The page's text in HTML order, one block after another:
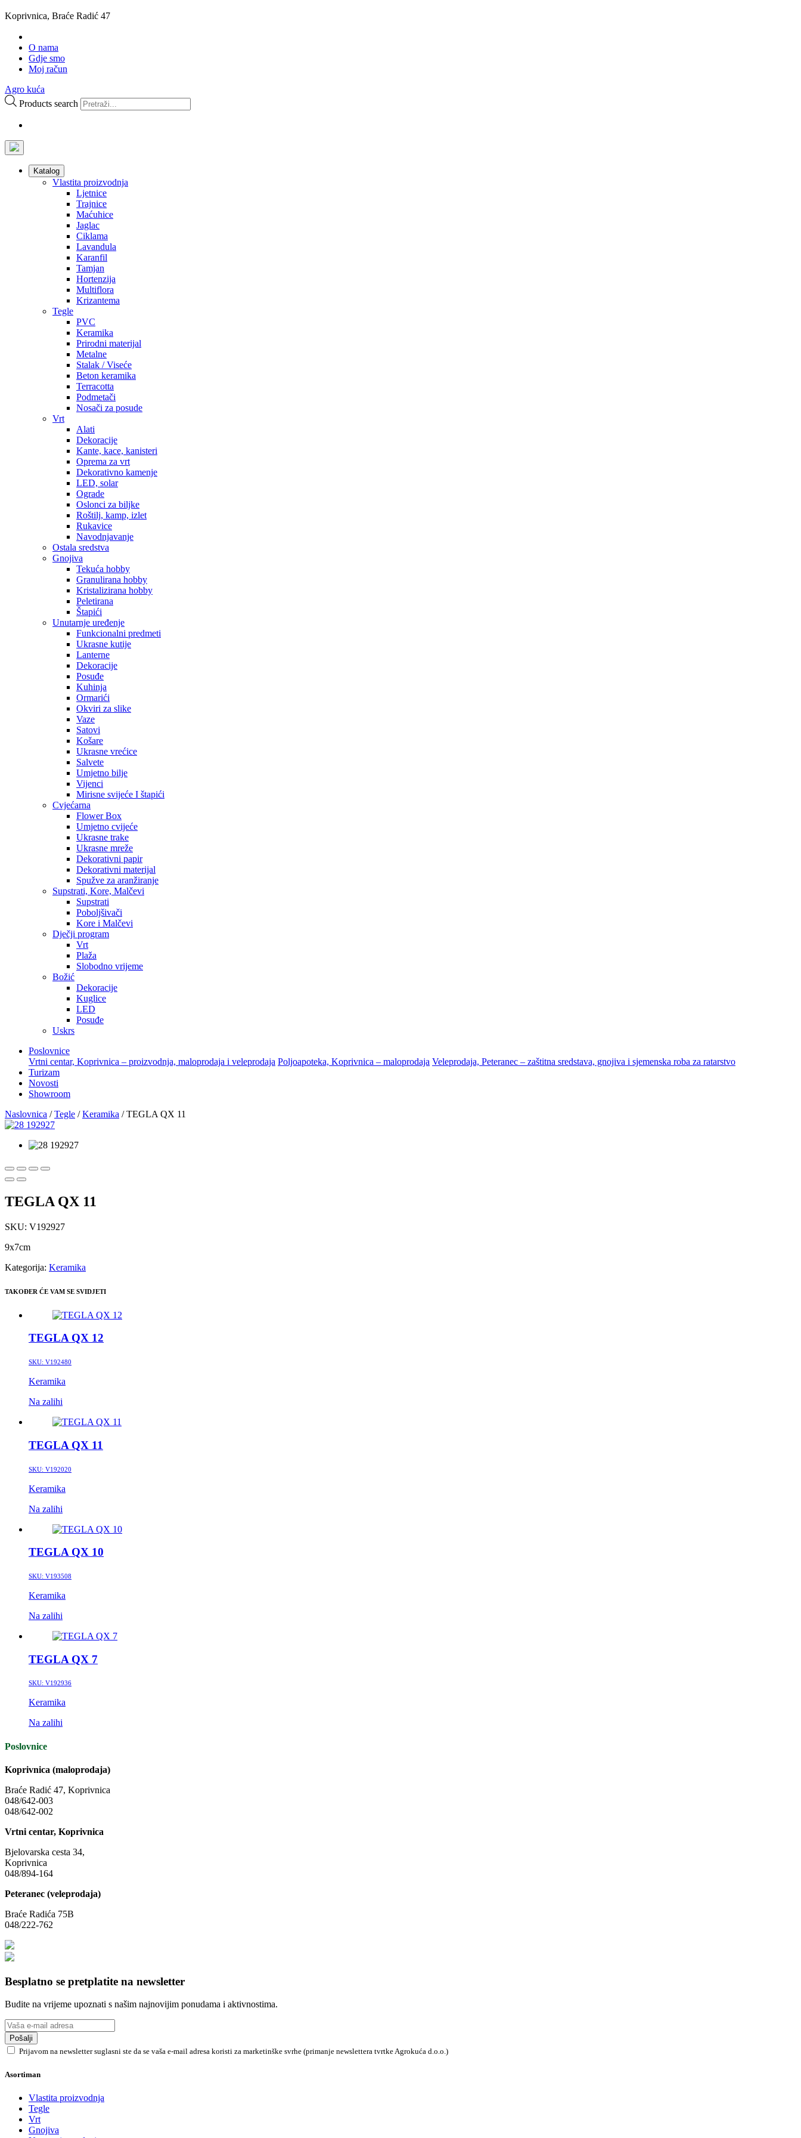
Koprivnica, Braće Radić 47
O nama
Gdje smo
Moj račun
Agro kuća
Products search
Katalog
Vlastita proizvodnja
Ljetnice
Trajnice
Maćuhice
Jaglac
Ciklama
Lavandula
Karanfil
Tamjan
Hortenzija
Multiflora
Krizantema
Tegle
PVC
Keramika
Prirodni materijal
Metalne
Stalak / Viseće
Beton keramika
Terracotta
Podmetači
Nosači za posude
Vrt
Alati
Dekoracije
Kante, kace, kanisteri
Oprema za vrt
Dekorativno kamenje
LED, solar
Ograde
Oslonci za biljke
Roštilj, kamp, izlet
Rukavice
Navodnjavanje
Ostala sredstva
Gnojiva
Tekuća hobby
Granulirana hobby
Kristalizirana hobby
Peletirana
Štapići
Unutarnje uređenje
Funkcionalni predmeti
Ukrasne kutije
Lanterne
Dekoracije
Posuđe
Kuhinja
Ormarići
Okviri za slike
Vaze
Satovi
Košare
Ukrasne vrećice
Salvete
Umjetno bilje
Vijenci
Mirisne svijeće I štapići
Cvjećarna
Flower Box
Umjetno cvijeće
Ukrasne trake
Ukrasne mreže
Dekorativni papir
Dekorativni materijal
Spužve za aranžiranje
Supstrati, Kore, Malčevi
Supstrati
Poboljšivači
Kore i Malčevi
Dječji program
Vrt
Plaža
Slobodno vrijeme
Božić
Dekoracije
Kuglice
LED
Posuđe
Uskrs
Poslovnice
Vrtni centar, Koprivnica – proizvodnja, maloprodaja i veleprodaja Poljoapoteka, Koprivnica – maloprodaja Veleprodaja, Peteranec – zaštitna sredstava, gnojiva i sjemenska roba za ratarstvo
Turizam
Novosti
Showroom
Naslovnica /Tegle /Keramika / TEGLA QX 11
TEGLA QX 11
SKU: V192927
9x7cm
Kategorija: Keramika
TAKOĐER ĆE VAM SE SVIDJETI
TEGLA QX 12
SKU: V192480
Keramika
Na zalihi
TEGLA QX 11
SKU: V192020
Keramika
Na zalihi
TEGLA QX 10
SKU: V193508
Keramika
Na zalihi
TEGLA QX 7
SKU: V192936
Keramika
Na zalihi
Poslovnice
Koprivnica (maloprodaja)
Braće Radić 47, Koprivnica
048/642-003
048/642-002
Vrtni centar, Koprivnica
Bjelovarska cesta 34,
Koprivnica
048/894-164
Peteranec (veleprodaja)
Braće Radića 75B
048/222-762
Besplatno se pretplatite na newsletter
Budite na vrijeme upoznati s našim najnovijim ponudama i aktivnostima.
Pošalji
Prijavom na newsletter suglasni ste da se vaša e-mail adresa koristi za marketinške svrhe (primanje newslettera tvrtke Agrokuća d.o.o.)
Asortiman
Vlastita proizvodnja
Tegle
Vrt
Gnojiva